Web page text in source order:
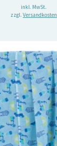
inkl. MwSt.
zzgl. Versandkosten